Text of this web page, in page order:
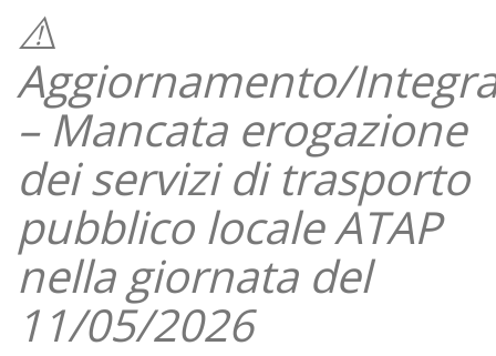
⚠️
Aggiornamento/
– Mancata erogazione
dei servizi di trasporto
pubblico locale ATAP
nella giornata del
11/05/2026